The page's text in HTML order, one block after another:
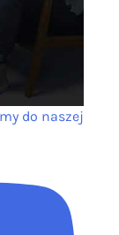
do naszej